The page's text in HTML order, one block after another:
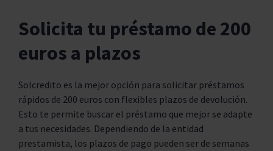
Solicita tu préstamo de 200
euros a plazos
Solcredito es la mejor opción para solicitar préstamos
rápidos de 200 euros con flexibles plazos de devolución.
Esto te permite buscar el préstamo que mejor se adapte
a tus necesidades. Dependiendo de la entidad
prestamista, los plazos de pago pueden ser de semanas